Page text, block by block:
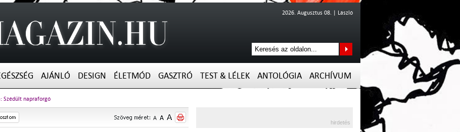
2026. Augusztus 08. | László
AJÁNLÓ DESIGN ÉLETMÓD GASZTRÓ TEST & LÉLEK ANTOLÓGIA ARCHÍVUM
Szédült napraforgó
hirdetés